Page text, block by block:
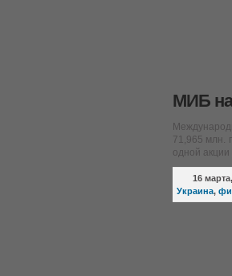
МИБ
71,965 млн.
одной
16
Украина,